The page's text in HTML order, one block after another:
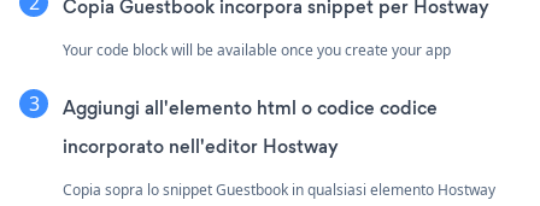
Copia Guestbook incorpora snippet per Hostway
Your code block will be available once you create your app
Aggiungi all'elemento html o codice codice
incorporato nell'editor Hostway
Copia sopra lo snippet Guestbook in qualsiasi elemento Hostway